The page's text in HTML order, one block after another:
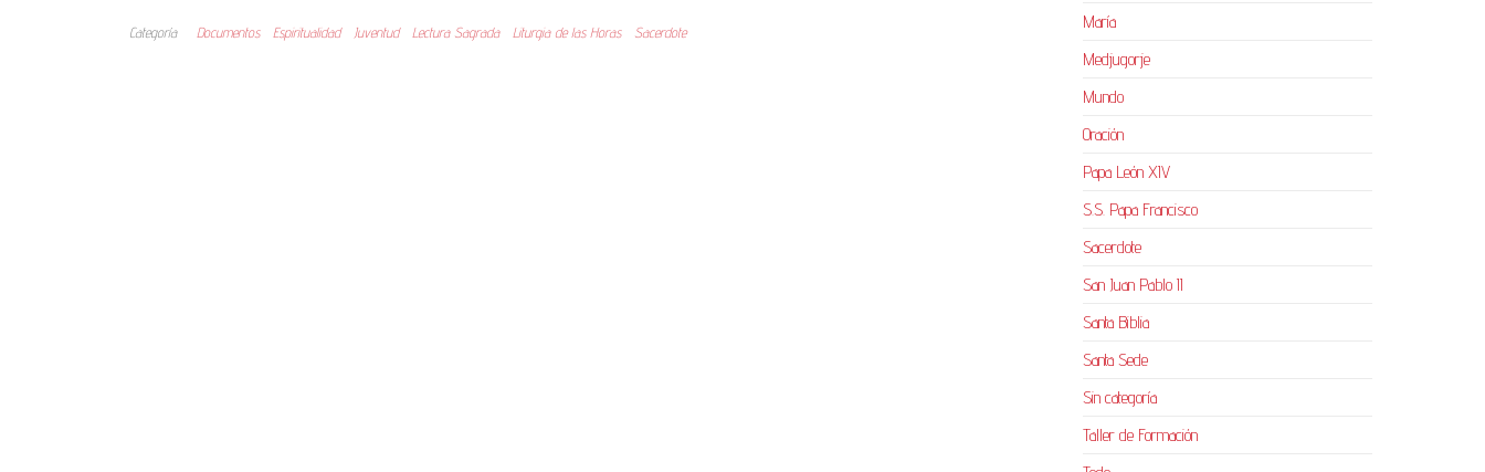
Categoría Documentos Espiritualidad Juventud Lectura Sagrada Liturgia de las Horas Sacerdote
María
Medjugorje
Mundo
Oración
Papa León XIV
S.S. Papa Francisco
Sacerdote
San Juan Pablo II
Santa Biblia
Santa Sede
Sin categoría
Taller de Formación